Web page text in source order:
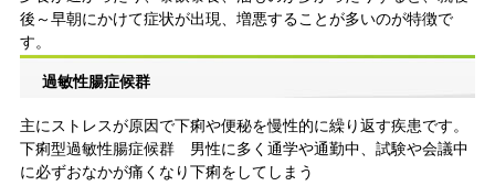
後～早朝にかけて症状が出現、増悪することが多いのが特徴で
す。
過敏性腸症候群
主にストレスが原因で下痢や便秘を慢性的に繰り返す疾患です。
下痢型過敏性腸症候群 男性に多く通学や通勤中、試験や会議中
に必ずおなかが痛くなり下痢をしてしまう